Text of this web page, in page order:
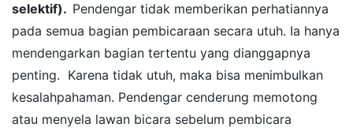
selektif). Pendengar tidak memberikan perhatiannya
pada semua bagian pembicaraan secara utuh. Ia hanya
mendengarkan bagian tertentu yang dianggapnya
penting. Karena tidak utuh, maka bisa menimbulkan
kesalahpahaman. Pendengar cenderung memotong
atau menyela lawan bicara sebelum pembicara